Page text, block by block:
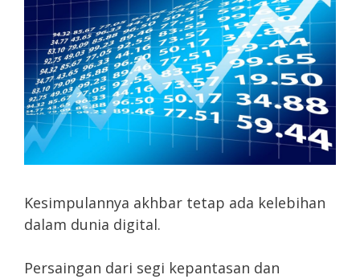
Kesimpulannya akhbar tetap ada kelebihan
dalam dunia digital.
Persaingan dari segi kepantasan dan